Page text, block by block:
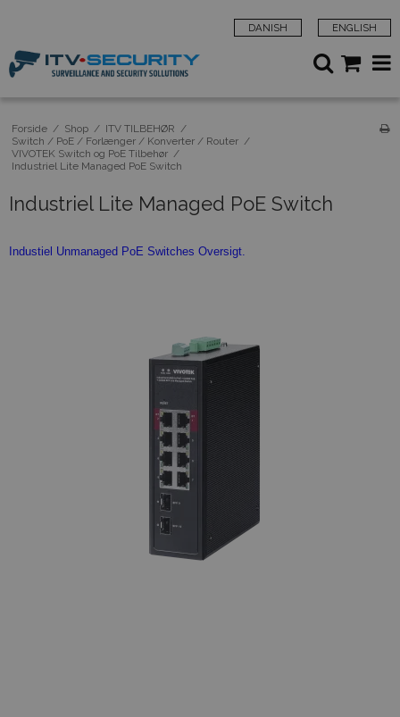
DANISH ENGLISH
Forside / Shop / ITV TILBEHØR /
Switch / PoE / Forlænger / Konverter / Router /
VIVOTEK Switch og PoE Tilbehør /
Industriel Lite Managed PoE Switch
Industriel Lite Managed PoE Switch
Industiel Unmanaged PoE Switches Oversigt.